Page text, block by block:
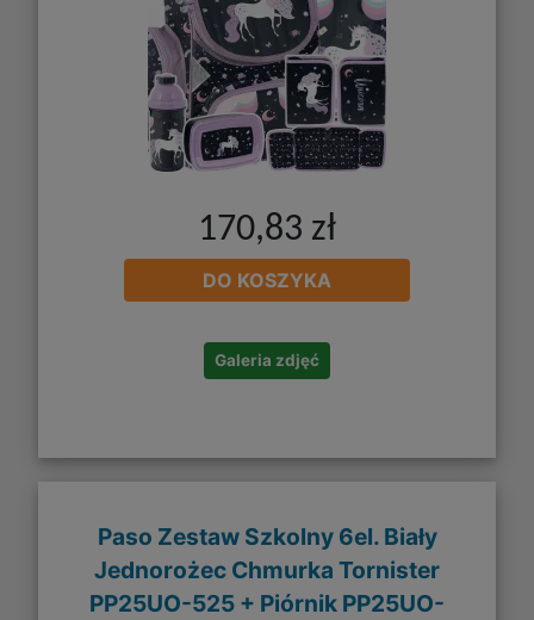
170,83 zł
DO KOSZYKA
Galeria zdjęć
Paso Zestaw Szkolny 6el. Biały
Jednorożec Chmurka Tornister
PP25UO-525 + Piórnik PP25UO-